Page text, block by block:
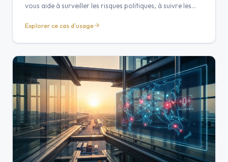
vous aide à surveiller les risques politiques, à suivre les
du paysage des parties prenantes pour protéger votre
Explorer ce cas d'usage